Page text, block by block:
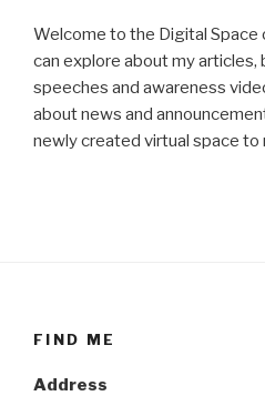
Welcome to the Digital Space
can explore about my articles,
speeches and awareness
about news and
newly created virtual space
FIND ME
Address